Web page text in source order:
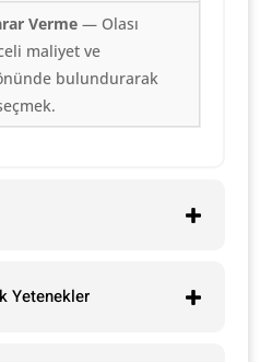
Verme— Olası
maliyet ve
bulundurarak
Yetenekler